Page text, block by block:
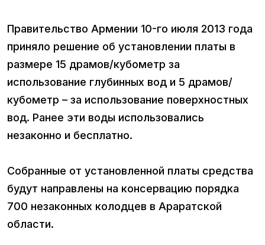
Правительство Армении 10-го июля 2013 года
приняло решение об установлении платы в
размере 15 драмов/кубометр за
использование глубинных вод и 5 драмов/
кубометр – за использование поверхностных
вод. Ранее эти воды использовались
незаконно и бесплатно.
Собранные от установленной платы средства
будут направлены на консервацию порядка
700 незаконных колодцев в Араратской
области.